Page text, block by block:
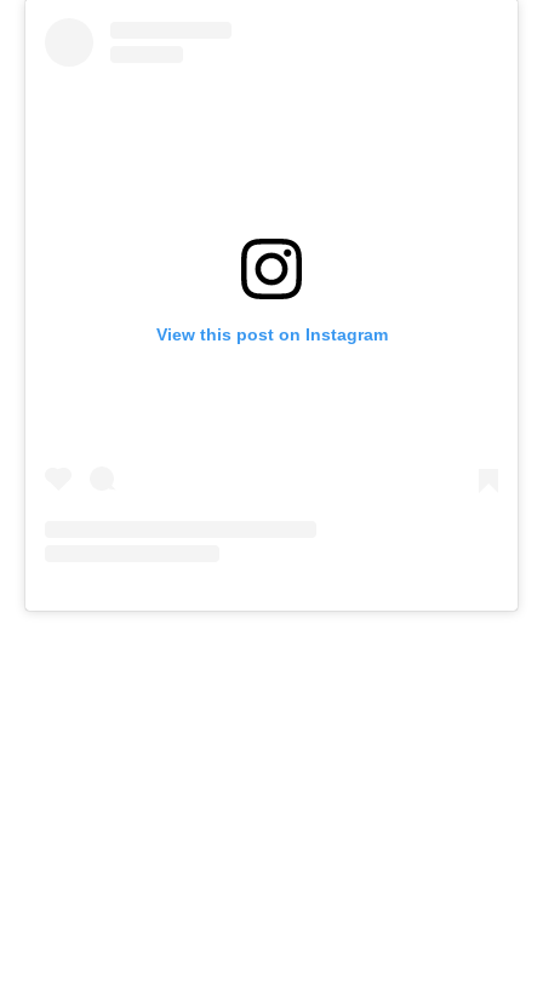
View this post on Instagram